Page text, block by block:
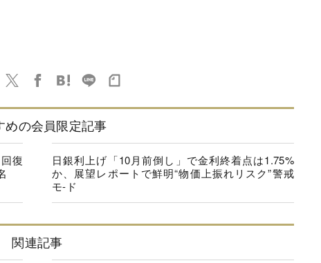
めの会員限定記事
復
日銀利上げ「10月前倒し」で金利終着点は1.75%
か、展望レポートで鮮明“物価上振れリスク”警戒
モ-ド
関連記事